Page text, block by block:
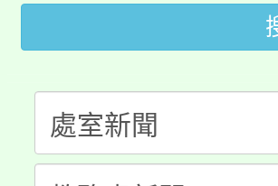
生本土語及
公告本校115
代理(課)教師
轉知中國文化
《TA101》溝
轉知苗栗縣政